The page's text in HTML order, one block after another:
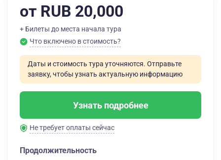
от RUB 20,000
+ Билеты до места начала тура
Что включено в стоимость?
Даты и стоимость тура уточняются. Отправьте
заявку, чтобы узнать актуальную информацию
Узнать подробнее
Не требует оплаты сейчас
Продолжительность